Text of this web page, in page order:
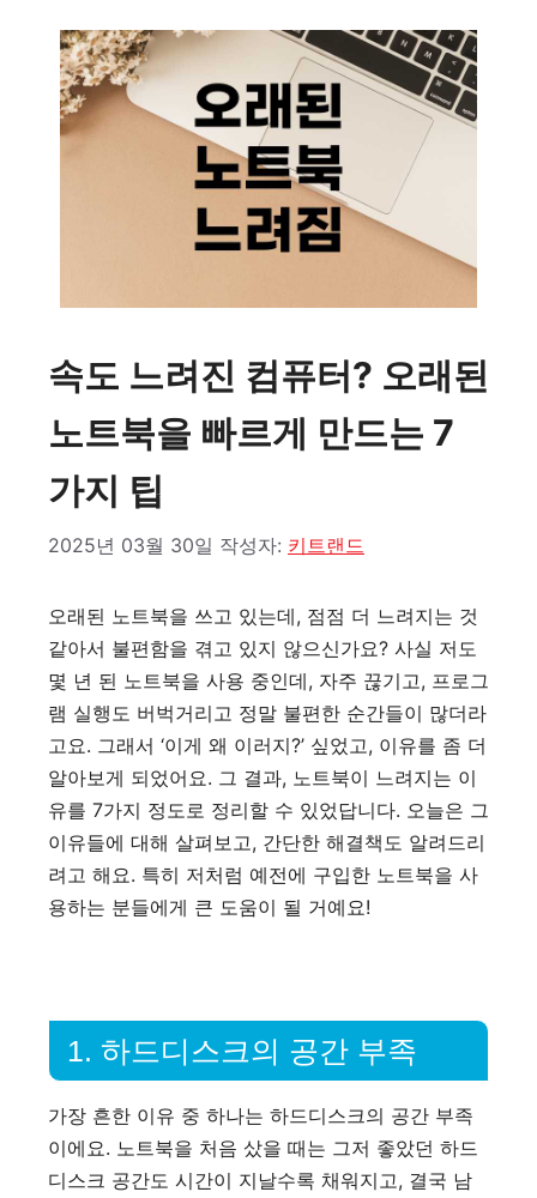
속도 느려진 컴퓨터? 오래된
노트북을 빠르게 만드는 7
가지 팁
2025년 03월 30일 작성자: 키트랜드
오래된 노트북을 쓰고 있는데, 점점 더 느려지는 것
같아서 불편함을 겪고 있지 않으신가요? 사실 저도
몇 년 된 노트북을 사용 중인데, 자주 끊기고, 프로그
램 실행도 버벅거리고 정말 불편한 순간들이 많더라
고요. 그래서 ‘이게 왜 이러지?’ 싶었고, 이유를 좀 더
알아보게 되었어요. 그 결과, 노트북이 느려지는 이
유를 7가지 정도로 정리할 수 있었답니다. 오늘은 그
이유들에 대해 살펴보고, 간단한 해결책도 알려드리
려고 해요. 특히 저처럼 예전에 구입한 노트북을 사
용하는 분들에게 큰 도움이 될 거예요!
1. 하드디스크의 공간 부족
가장 흔한 이유 중 하나는 하드디스크의 공간 부족
이에요. 노트북을 처음 샀을 때는 그저 좋았던 하드
디스크 공간도 시간이 지날수록 채워지고, 결국 남